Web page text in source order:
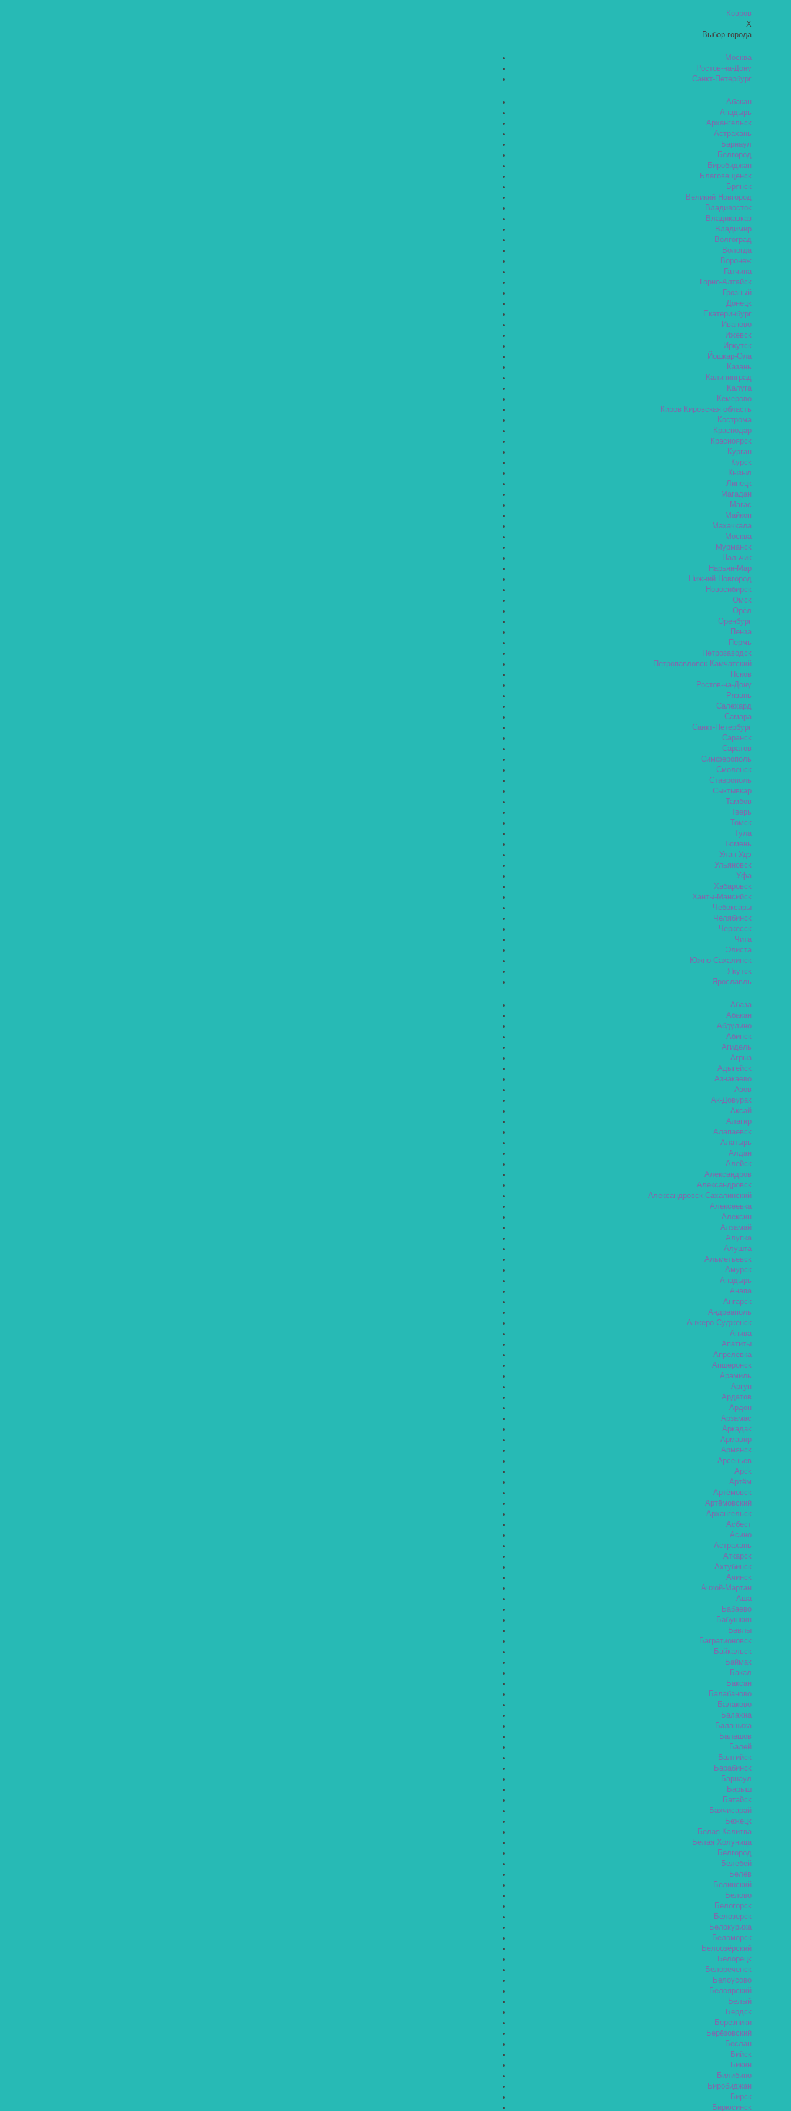
Ковров
X
Выбор города
Москва
Ростов-на-Дону
Санкт-Петербург
Абакан
Анадырь
Архангельск
Астрахань
Барнаул
Белгород
Биробиджан
Благовещенск
Брянск
Великий Новгород
Владивосток
Владикавказ
Владимир
Волгоград
Вологда
Воронеж
Гатчина
Горно-Алтайск
Грозный
Донецк
Екатеринбург
Иваново
Ижевск
Иркутск
Йошкар-Ола
Казань
Калининград
Калуга
Кемерово
Киров Кировская область
Кострома
Краснодар
Красноярск
Курган
Курск
Кызыл
Липецк
Магадан
Магас
Майкоп
Махачкала
Москва
Мурманск
Нальчик
Нарьян-Мар
Нижний Новгород
Новосибирск
Омск
Орёл
Оренбург
Пенза
Пермь
Петрозаводск
Петропавловск-Камчатский
Псков
Ростов-на-Дону
Рязань
Салехард
Самара
Санкт-Петербург
Саранск
Саратов
Симферополь
Смоленск
Ставрополь
Сыктывкар
Тамбов
Тверь
Томск
Тула
Тюмень
Улан-Удэ
Ульяновск
Уфа
Хабаровск
Ханты-Мансийск
Чебоксары
Челябинск
Черкесск
Чита
Элиста
Южно-Сахалинск
Якутск
Ярославль
Абаза
Абакан
Абдулино
Абинск
Агидель
Агрыз
Адыгейск
Азнакаево
Азов
Ак-Довурак
Аксай
Алагир
Алапаевск
Алатырь
Алдан
Алейск
Александров
Александровск
Александровск-Сахалинский
Алексеевка
Алексин
Алзамай
Алупка
Алушта
Альметьевск
Амурск
Анадырь
Анапа
Ангарск
Андреаполь
Анжеро-Судженск
Анива
Апатиты
Апрелевка
Апшеронск
Арамиль
Аргун
Ардатов
Ардон
Арзамас
Аркадак
Армавир
Армянск
Арсеньев
Арск
Артём
Артёмовск
Артёмовский
Архангельск
Асбест
Асино
Астрахань
Аткарск
Ахтубинск
Ачинск
Ачхой-Мартан
Аша
Бабаево
Бабушкин
Бавлы
Багратионовск
Байкальск
Баймак
Бакал
Баксан
Балабаново
Балаково
Балахна
Балашиха
Балашов
Балей
Балтийск
Барабинск
Барнаул
Барыш
Батайск
Бахчисарай
Бежецк
Белая Калитва
Белая Холуница
Белгород
Белебей
Белёв
Белинский
Белово
Белогорск
Белозерск
Белокуриха
Беломорск
Белоозёрский
Белорецк
Белореченск
Белоусово
Белоярский
Белый
Бердск
Березники
Берёзовский
Беслан
Бийск
Бикин
Билибино
Биробиджан
Бирск
Бирюсинск